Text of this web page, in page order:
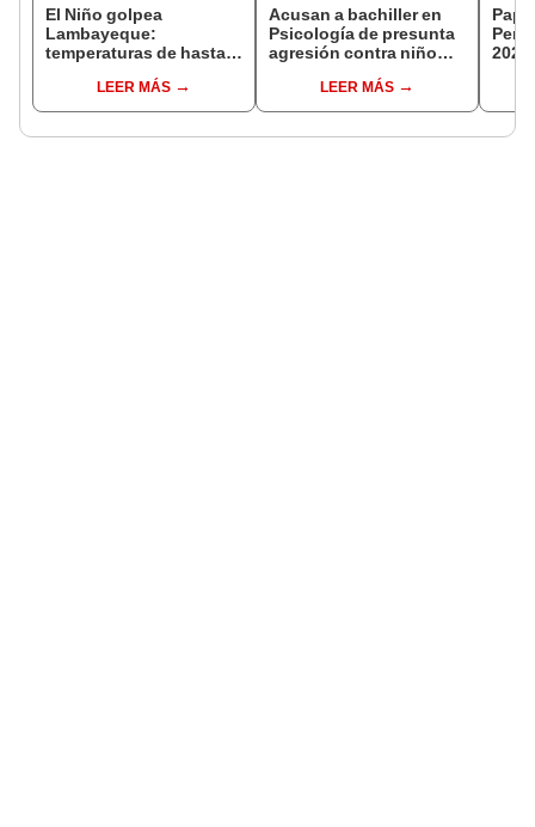
El Niño golpea
Lambayeque:
temperaturas de hasta
producción de mango y
palta
LEER MÁS
Acusan a bachiller en
Psicología de presunta
agresión contra niño
cámaras captan el
hecho
LEER MÁS
Perú